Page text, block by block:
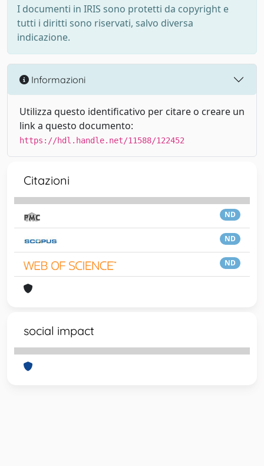
I documenti in IRIS sono protetti da copyright e
tutti i diritti sono riservati, salvo diversa
indicazione.
Informazioni
Utilizza questo identificativo per citare o creare un
link a questo documento:
https://hdl.handle.net/11588/122452
Citazioni
ND
ND
ND
social impact